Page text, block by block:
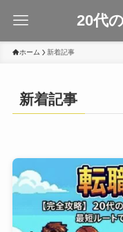
20代
ホーム 新着記事
新着記事